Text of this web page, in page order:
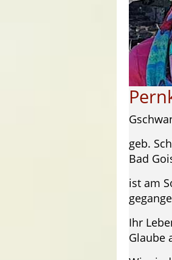
geb.
Bad
ist am
Ihr
Glaube